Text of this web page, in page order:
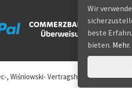
, Wiśniowski- Vertragshändler
Wir
beste
bieten. Mehr.